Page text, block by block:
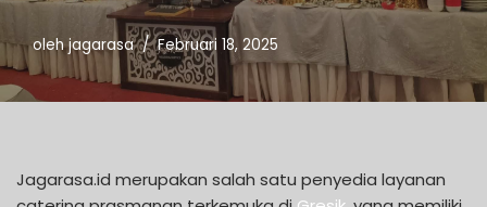
olehjagarasa Februari 18, 2025
Jagarasa.id merupakan salah satu penyedia layanan